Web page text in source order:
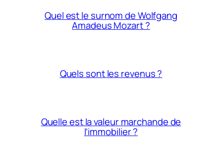
Quel est le surnom de Wolfgang
Amadeus Mozart ?
Quels sont les revenus ?
Quelle est la valeur marchande de
l’immobilier ?